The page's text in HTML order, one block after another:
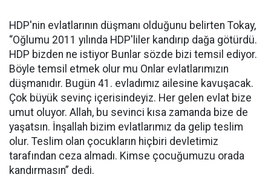
HDP'nin evlatlarının düşmanı olduğunu belirten Tokay,
“Oğlumu 2011 yılında HDP'liler kandırıp dağa götürdü.
HDP bizden ne istiyor Bunlar sözde bizi temsil ediyor.
Böyle temsil etmek olur mu Onlar evlatlarımızın
düşmanıdır. Bugün 41. evladımız ailesine kavuşacak.
Çok büyük sevinç içerisindeyiz. Her gelen evlat bize
umut oluyor. Allah, bu sevinci kısa zamanda bize de
yaşatsın. İnşallah bizim evlatlarımız da gelip teslim
olur. Teslim olan çocukların hiçbiri devletimiz
tarafından ceza almadı. Kimse çocuğumuzu orada
kandırmasın” dedi.